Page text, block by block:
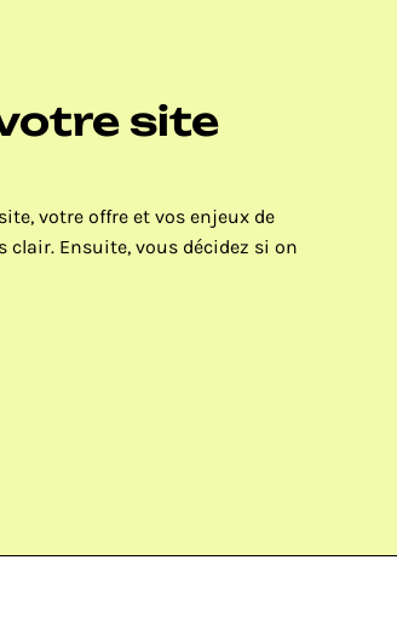
site
votre offre et vos enjeux de
clair. Ensuite, vous décidez si on